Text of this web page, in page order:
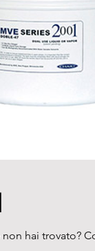
hai trovato?